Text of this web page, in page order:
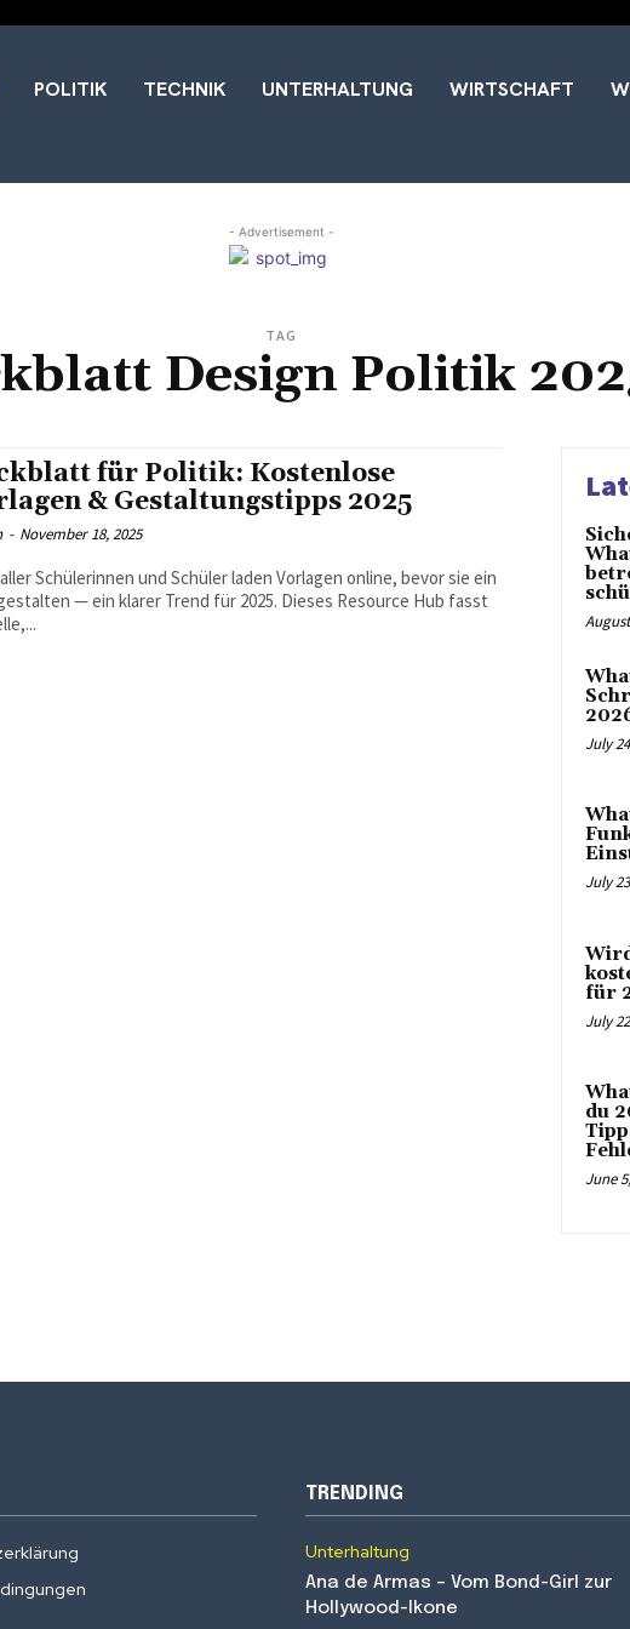
POLITIK TECHNIK UNTERHALTUNG WIRTSCHAFT
- Advertisement -
TAG
Design Politik
für Politik: Kostenlose
& Gestaltungstipps 2025
- November 18, 2025
Schülerinnen und Schüler laden Vorlagen online, bevor sie ein
— ein klarer Trend für 2025. Dieses Resource Hub fasst
July
July
für
July
du
June
TRENDING
Unterhaltung
Ana de Armas – Vom Bond-Girl zur
Hollywood-Ikone